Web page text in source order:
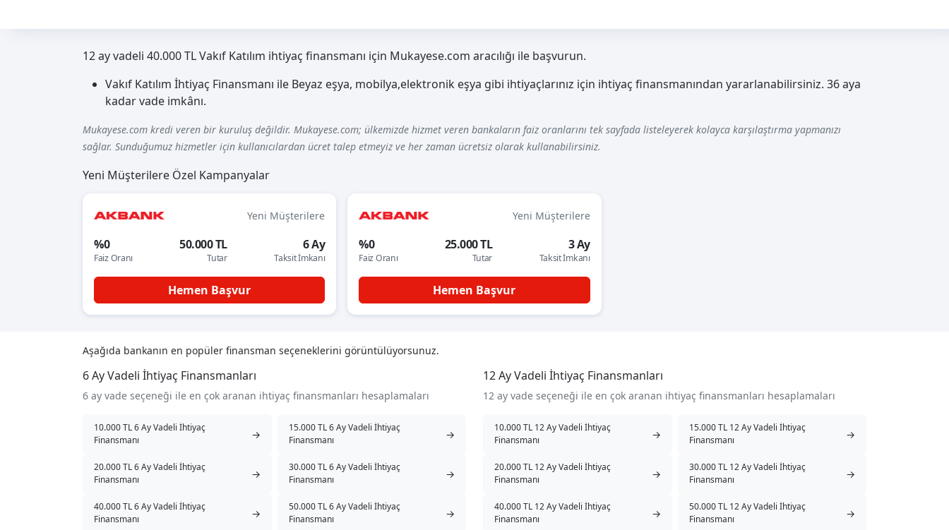
12 ay vadeli 40.000 TL Vakıf Katılım ihtiyaç finansmanı için Mukayese.com aracılığı ile başvurun.
Vakıf Katılım İhtiyaç Finansmanı ile Beyaz eşya, mobilya,elektronik eşya gibi ihtiyaçlarınız için ihtiyaç finansmanından yararlanabilirsiniz. 36 aya
kadar vade imkânı.
Mukayese.com kredi veren bir kuruluş değildir. Mukayese.com; ülkemizde hizmet veren bankaların faiz oranlarını tek sayfada listeleyerek kolayca karşılaştırma yapmanızı
sağlar. Sunduğumuz hizmetler için kullanıcılardan ücret talep etmeyiz ve her zaman ücretsiz olarak kullanabilirsiniz.
Yeni Müşterilere Özel Kampanyalar
Yeni Müşterilere
%0
Faiz Oranı
50.000 TL
Tutar
6 Ay
Taksit İmkanı
Hemen Başvur
Yeni Müşterilere
%0
Faiz Oranı
25.000 TL
Tutar
3 Ay
Taksit İmkanı
Hemen Başvur
Aşağıda bankanın en popüler finansman seçeneklerini görüntülüyorsunuz.
6 Ay Vadeli İhtiyaç Finansmanları
6 ay vade seçeneği ile en çok aranan ihtiyaç finansmanları hesaplamaları
10.000 TL 6 Ay Vadeli İhtiyaç
Finansmanı
→
15.000 TL 6 Ay Vadeli İhtiyaç
Finansmanı
→
20.000 TL 6 Ay Vadeli İhtiyaç
Finansmanı
→
30.000 TL 6 Ay Vadeli İhtiyaç
Finansmanı
→
40.000 TL 6 Ay Vadeli İhtiyaç
Finansmanı
→
50.000 TL 6 Ay Vadeli İhtiyaç
Finansmanı
→
12 Ay Vadeli İhtiyaç Finansmanları
12 ay vade seçeneği ile en çok aranan ihtiyaç finansmanları hesaplamaları
10.000 TL 12 Ay Vadeli İhtiyaç
Finansmanı
→
15.000 TL 12 Ay Vadeli İhtiyaç
Finansmanı
→
20.000 TL 12 Ay Vadeli İhtiyaç
Finansmanı
→
30.000 TL 12 Ay Vadeli İhtiyaç
Finansmanı
→
40.000 TL 12 Ay Vadeli İhtiyaç
Finansmanı
→
50.000 TL 12 Ay Vadeli İhtiyaç
Finansmanı
→